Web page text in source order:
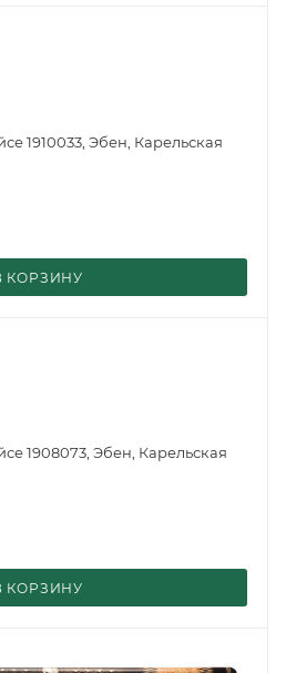
1910033, Эбен, Карельская
КОРЗИНУ
1908073, Эбен, Карельская
КОРЗИНУ